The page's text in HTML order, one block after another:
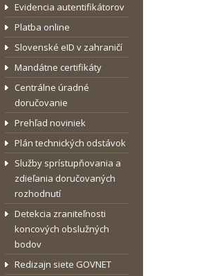
Evidencia autentifikátorov
Platba online
Slovenské eID v zahraničí
Mandátne certifikáty
Centrálne úradné
doručovanie
Prehľad noviniek
Plán technických odstávok
Služby sprístupňovania a
zdieľania doručovaných
rozhodnutí
Detekcia zraniteľnosti
koncových obslužných
bodov
Redizajn siete GOVNET